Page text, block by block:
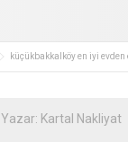
küçükbakkalköy en iyi
Yazar: Kartal Nakliyat